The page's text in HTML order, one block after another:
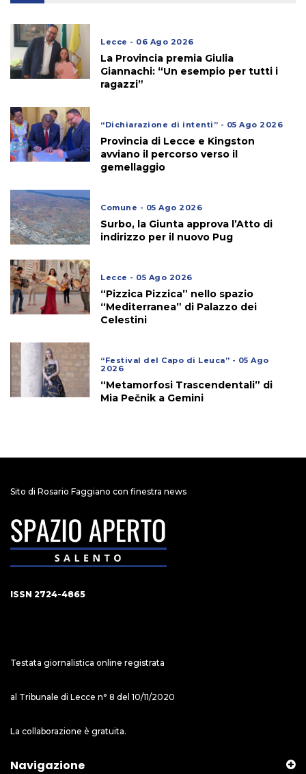
Lecce - 06 Ago 2026
La Provincia premia Giulia
Giannachi: “Un esempio per tutti i
ragazzi”
“Dichiarazione di intenti” - 05 Ago 2026
Provincia di Lecce e Kingston
avviano il percorso verso il
gemellaggio
Comune - 05 Ago 2026
Surbo, la Giunta approva l’Atto di
indirizzo per il nuovo Pug
Lecce - 05 Ago 2026
“Pizzica Pizzica” nello spazio
“Mediterranea” di Palazzo dei
Celestini
“Festival del Capo di Leuca” - 05 Ago
2026
“Metamorfosi Trascendentali” di
Mia Pečnik a Gemini
Sito di Rosario Faggiano con finestra news
ISSN 2724-4865
Testata giornalistica online registrata
al Tribunale di Lecce n° 8 del 10/11/2020
La collaborazione è gratuita.
Navigazione